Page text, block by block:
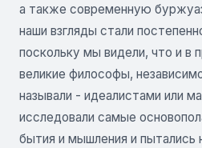
а также современную
наши взгляды стали
поскольку мы видели, что и в
великие философы,
называли - идеалистами или
исследовали самые
бытия и мышления и пытались